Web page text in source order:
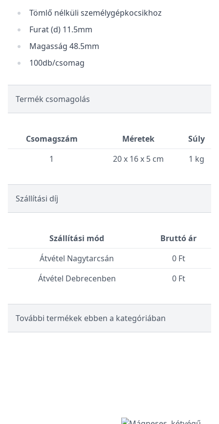
Tömlő nélküli személygépkocsikhoz
Furat (d) 11.5mm
Magasság 48.5mm
100db/csomag
Termék csomagolás
Csomagszám Méretek
Súly
1
20 x 16 x 5 cm 1 kg
Szállítási díj
Szállítási mód
Bruttó ár
Átvétel Nagytarcsán
0 Ft
Átvétel Debrecenben
0 Ft
További termékek ebben a kategóriában